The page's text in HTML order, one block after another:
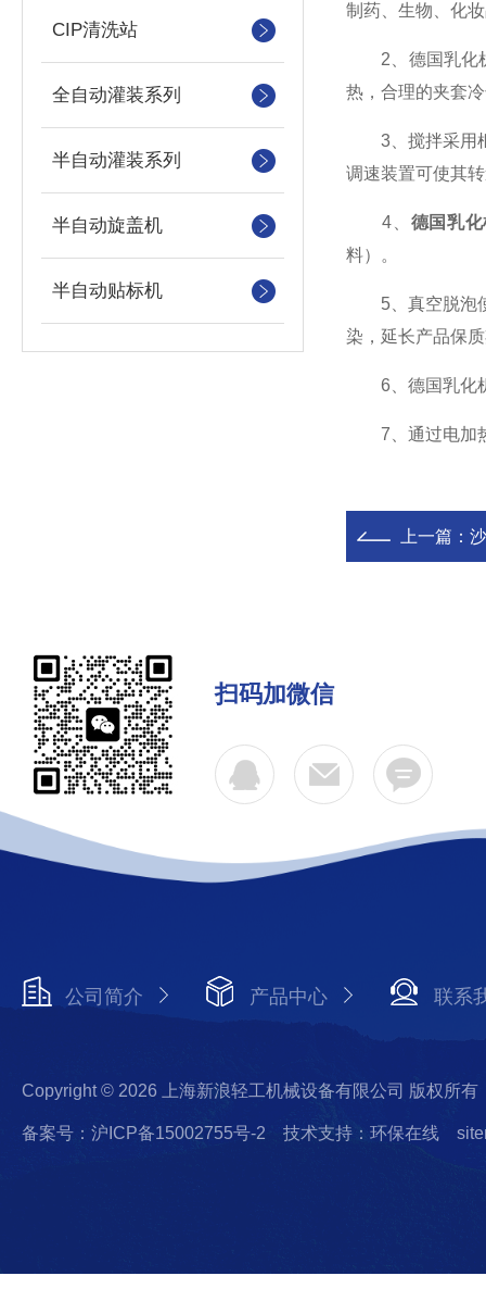
CIP清洗站
全自动灌装系列
半自动灌装系列
半自动旋盖机
半自动贴标机
制药、生物、化
2、德国乳化机
热，合理的夹套
3、搅拌采用框
调速装置可使其
4、 德国乳
料）。
5、真空脱泡使
染，延长产品保
6、德国乳化机
7、通过电加热
上一篇：
扫码加微信
公司简介 产品中心 联系
Copyright © 2026 上海新浪轻工机械设备有限公司 版权所有
备案号：沪ICP备15002755号-2 技术支持：环保在线